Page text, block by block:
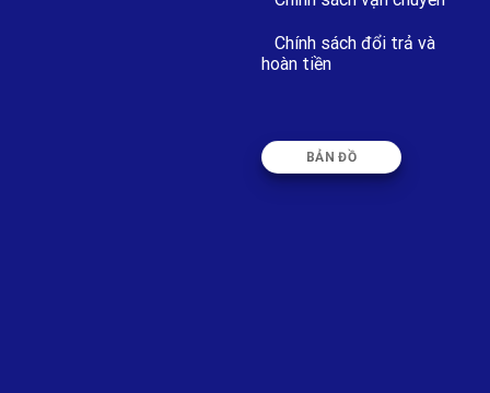
Chính sách đổi trả và
hoàn tiền
BẢN ĐỒ